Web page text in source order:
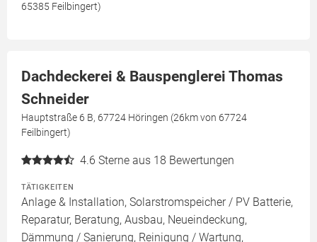
65385 Feilbingert)
Dachdeckerei & Bauspenglerei Thomas
Schneider
Hauptstraße 6 B, 67724 Höringen (26km von 67724
Feilbingert)
4.6 Sterne aus 18 Bewertungen
TÄTIGKEITEN
Anlage & Installation, Solarstromspeicher / PV Batterie,
Reparatur, Beratung, Ausbau, Neueindeckung,
Dämmung / Sanierung, Reinigung / Wartung,